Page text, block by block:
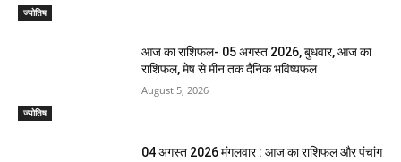
ज्योतिष
ज्योतिष
आज का राशिफल- 05 अगस्त 2026, बुधवार, आज का
राशिफल, मेष से मीन तक दैनिक भविष्यफल
August 5, 2026
04 अगस्त 2026 मंगलवार : आज का राशिफल और पंचांग